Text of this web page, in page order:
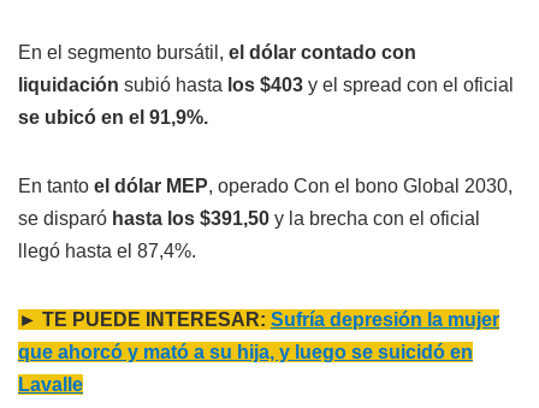
En el segmento bursátil, el dólar contado con
liquidación subió hasta los $403 y el spread con el oficial
se ubicó en el 91,9%.
En tanto el dólar MEP, operado Con el bono Global 2030,
se disparó hasta los $391,50 y la brecha con el oficial
llegó hasta el 87,4%.
► TE PUEDE INTERESAR: Sufría depresión la mujer
que ahorcó y mató a su hija, y luego se suicidó en
Lavalle